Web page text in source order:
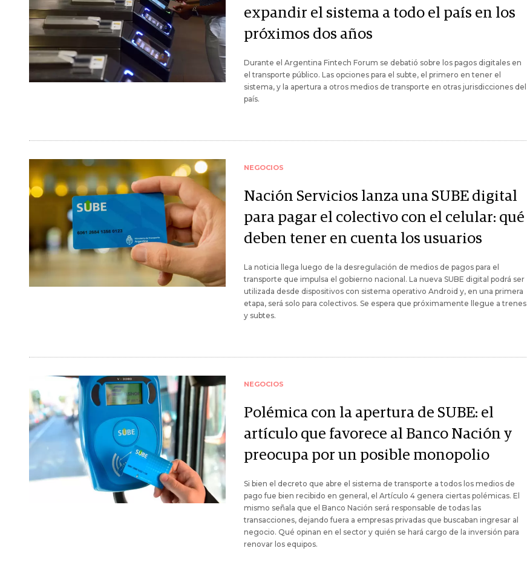
expandir el sistema a todo el país en los
próximos dos años
Durante el Argentina Fintech Forum se debatió sobre los pagos digitales en
el transporte público. Las opciones para el subte, el primero en tener el
sistema, y la apertura a otros medios de transporte en otras jurisdicciones del
país.
NEGOCIOS
Nación Servicios lanza una SUBE digital
para pagar el colectivo con el celular: qué
deben tener en cuenta los usuarios
La noticia llega luego de la desregulación de medios de pagos para el
transporte que impulsa el gobierno nacional. La nueva SUBE digital podrá ser
utilizada desde dispositivos con sistema operativo Android y, en una primera
etapa, será solo para colectivos. Se espera que próximamente llegue a trenes
y subtes.
NEGOCIOS
Polémica con la apertura de SUBE: el
artículo que favorece al Banco Nación y
preocupa por un posible monopolio
Si bien el decreto que abre el sistema de transporte a todos los medios de
pago fue bien recibido en general, el Artículo 4 genera ciertas polémicas. El
mismo señala que el Banco Nación será responsable de todas las
transacciones, dejando fuera a empresas privadas que buscaban ingresar al
negocio. Qué opinan en el sector y quién se hará cargo de la inversión para
renovar los equipos.